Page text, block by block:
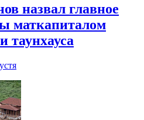
назвал главное
маткапиталом
таунхауса